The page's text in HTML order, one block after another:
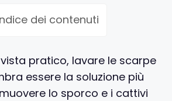
dei contenuti
pratico, lavare le scarpe
essere la soluzione più
lo sporco e i cattivi